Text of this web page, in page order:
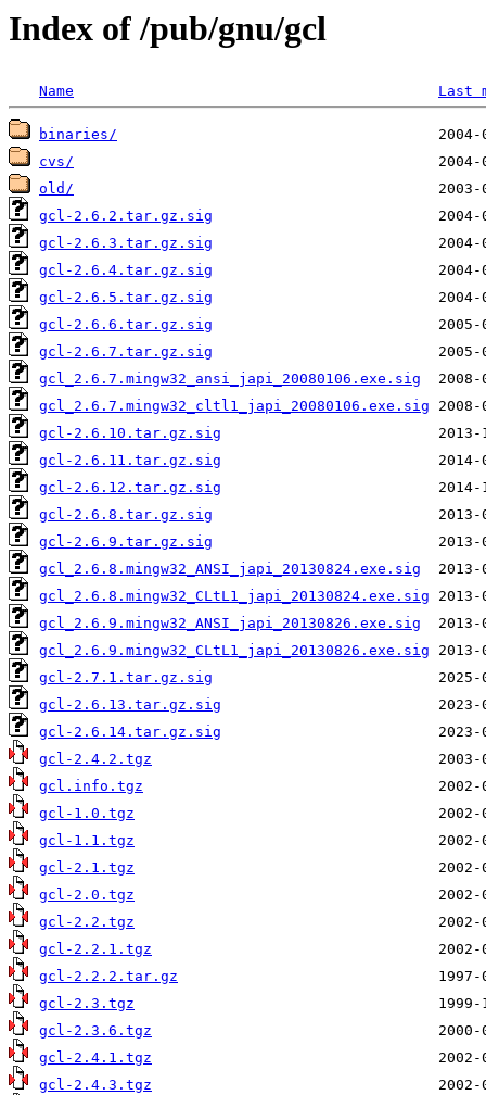
Index of /pub/gnu/gcl
Name Last
binaries/
cvs/
old/
gcl-2.6.2.tar.gz.sig
gcl-2.6.3.tar.gz.sig
gcl-2.6.4.tar.gz.sig
gcl-2.6.5.tar.gz.sig
gcl-2.6.6.tar.gz.sig
gcl-2.6.7.tar.gz.sig
gcl_2.6.7.mingw32_ansi_japi_20080106.exe.sig
gcl_2.6.7.mingw32_cltl1_japi_20080106.exe.sig
gcl-2.6.10.tar.gz.sig
gcl-2.6.11.tar.gz.sig
gcl-2.6.12.tar.gz.sig
gcl-2.6.8.tar.gz.sig
gcl-2.6.9.tar.gz.sig
gcl_2.6.8.mingw32_ANSI_japi_20130824.exe.sig
gcl_2.6.8.mingw32_CLtL1_japi_20130824.exe.sig
gcl_2.6.9.mingw32_ANSI_japi_20130826.exe.sig
gcl_2.6.9.mingw32_CLtL1_japi_20130826.exe.sig
gcl-2.7.1.tar.gz.sig
gcl-2.6.13.tar.gz.sig
gcl-2.6.14.tar.gz.sig
gcl-2.4.2.tgz
gcl.info.tgz
gcl-1.0.tgz
gcl-1.1.tgz
gcl-2.1.tgz
gcl-2.0.tgz
gcl-2.2.tgz
gcl-2.2.1.tgz
gcl-2.2.2.tar.gz
gcl-2.3.tgz
gcl-2.3.6.tgz
gcl-2.4.1.tgz
gcl-2.4.3.tgz